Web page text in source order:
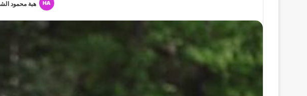
هبة محمود